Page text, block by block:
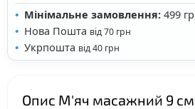
Мінімальне замовлення: 499
Нова Пошта від 70 грн
Укрпошта від 40 грн
Опис М'яч масажний 9 см